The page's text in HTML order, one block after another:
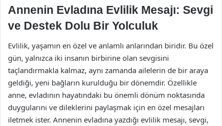
Annenin Evladına Evlilik Mesajı: Sevgi
ve Destek Dolu Bir Yolculuk
Evlilik, yaşamın en özel ve anlamlı anlarından biridir. Bu özel
gün, yalnızca iki insanın birbirine olan sevgisini
taçlandırmakla kalmaz, aynı zamanda ailelerin de bir araya
geldiği, yeni bağların kurulduğu bir dönemdir. Özellikle
anne, evladının hayatındaki bu önemli dönüm noktasında
duygularını ve dileklerini paylaşmak için en özel mesajları
iletmek ister. Annenin evladına yazdığı evlilik mesajı, sevgi,